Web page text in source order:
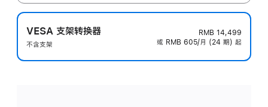
VESA 支架转换器
不含支架
RMB 14,499
或 RMB 605/月 (24 期) 起